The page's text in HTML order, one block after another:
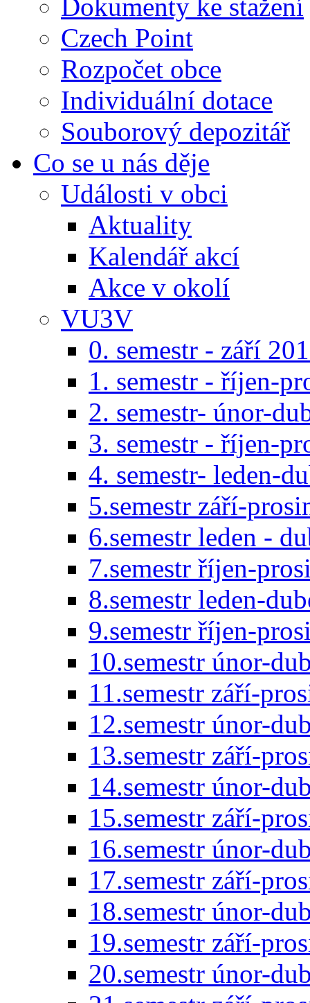
Dokumenty ke stažení
Czech Point
Rozpočet obce
Individuální dotace
Souborový depozitář
Co se u nás děje
Události v obci
Aktuality
Kalendář akcí
Akce v okolí
VU3V
0. semestr - září
1. semestr - říjen-
2. semestr- únor-
3. semestr - říjen-
4. semestr- leden-
5.semestr září-
6.semestr leden -
7.semestr říjen-
8.semestr leden-
9.semestr říjen-
10.semestr únor-
11.semestr září-
12.semestr únor-
13.semestr září-
14.semestr únor-
15.semestr září-
16.semestr únor-
17.semestr září-
18.semestr únor-
19.semestr září-
20.semestr únor-